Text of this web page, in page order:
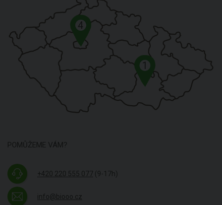
1
4
POMŮŽEME VÁM?
+420 220 555 077 (9-17h)
info@biooo.cz